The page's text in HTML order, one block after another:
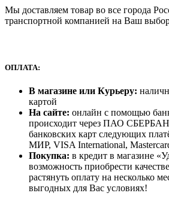
Мы доставляем товар во все города
транспортной компанией на Ваш
ОПЛАТА:
В магазине или Курьеру:
картой
На сайте: онлайн с помощью
происходит через ПАО
банковских карт следующих
МИР, VISA International,
Покупка: в кредит в магазине
возможность приобрести
растянуть оплату на несколько
выгодных для Вас условиях!